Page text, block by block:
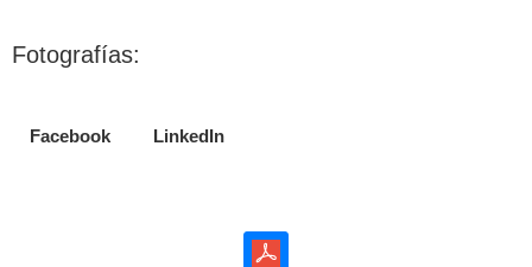
Fotografías:
Facebook LinkedIn